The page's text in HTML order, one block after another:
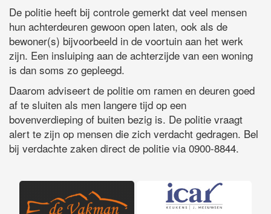
De politie heeft bij controle gemerkt dat veel mensen
hun achterdeuren gewoon open laten, ook als de
bewoner(s) bijvoorbeeld in de voortuin aan het werk
zijn. Een insluiping aan de achterzijde van een woning
is dan soms zo gepleegd.
Daarom adviseert de politie om ramen en deuren goed
af te sluiten als men langere tijd op een
bovenverdieping of buiten bezig is. De politie vraagt
alert te zijn op mensen die zich verdacht gedragen. Bel
bij verdachte zaken direct de politie via 0900-8844.